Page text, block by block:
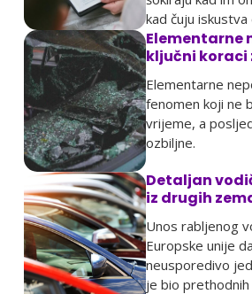
kad čuju iskustva
Elementarne
ključni koraci
Elementarne
fenomen koji ne
vrijeme, a
ozbiljne.
Detaljan
iz drugih
Unos rabljenog
Europske unije
neusporedivo
je bio prethodnih